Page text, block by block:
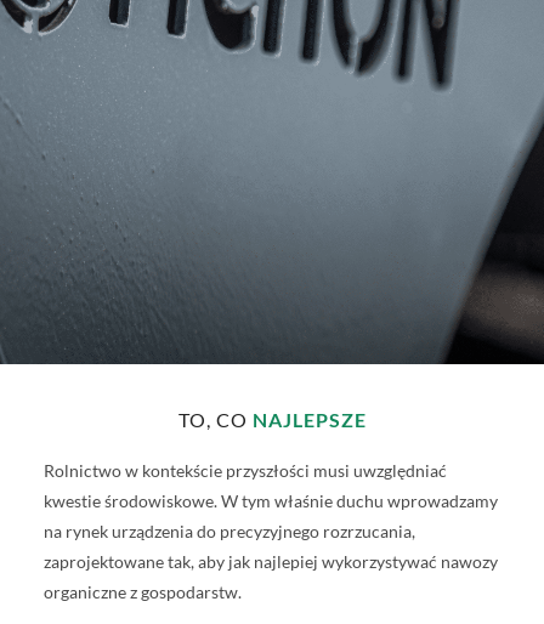
WARTOŚCI
PICHON, jakość jako priorytet
TO, CO NAJLEPSZE
Rolnictwo w kontekście przyszłości musi uwzględniać
kwestie środowiskowe. W tym właśnie duchu wprowadzamy
na rynek urządzenia do precyzyjnego rozrzucania,
zaprojektowane tak, aby jak najlepiej wykorzystywać nawozy
organiczne z gospodarstw.